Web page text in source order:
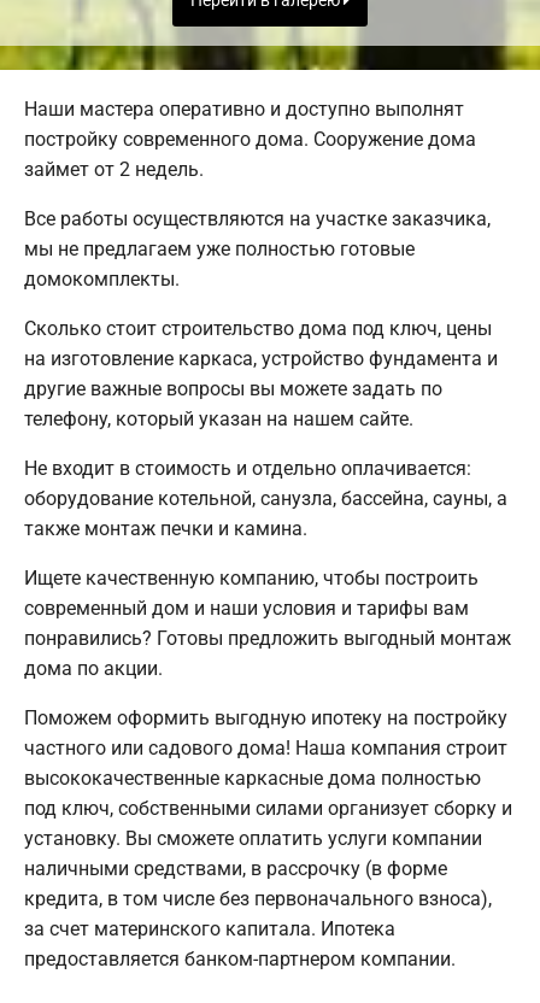
Наши мастера оперативно и доступно выполнят
постройку современного дома. Сооружение дома
займет от 2 недель.
Все работы осуществляются на участке заказчика,
мы не предлагаем уже полностью готовые
домокомплекты.
Сколько стоит строительство дома под ключ, цены
на изготовление каркаса, устройство фундамента и
другие важные вопросы вы можете задать по
телефону, который указан на нашем сайте.
Не входит в стоимость и отдельно оплачивается:
оборудование котельной, санузла, бассейна, сауны, а
также монтаж печки и камина.
Ищете качественную компанию, чтобы построить
современный дом и наши условия и тарифы вам
понравились? Готовы предложить выгодный монтаж
дома по акции.
Поможем оформить выгодную ипотеку на постройку
частного или садового дома! Наша компания строит
высококачественные каркасные дома полностью
под ключ, собственными силами организует сборку и
установку. Вы сможете оплатить услуги компании
наличными средствами, в рассрочку (в форме
кредита, в том числе без первоначального взноса),
за счет материнского капитала. Ипотека
предоставляется банком-партнером компании.